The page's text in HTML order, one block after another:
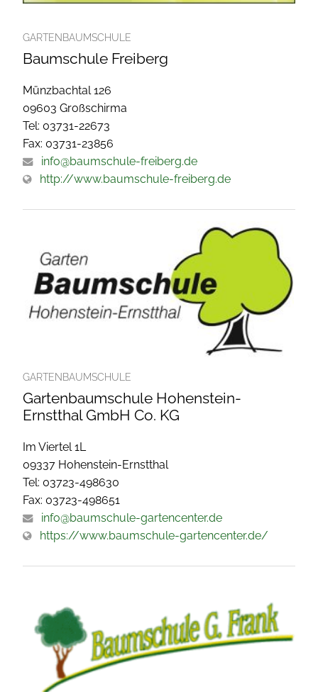
GARTENBAUMSCHULE
Baumschule Freiberg
Münzbachtal 126
09603 Großschirma
Tel: 03731-22673
Fax: 03731-23856
info@baumschule-freiberg.de
http://www.baumschule-freiberg.de
GARTENBAUMSCHULE
Gartenbaumschule Hohenstein-
Ernstthal GmbH Co. KG
Im Viertel 1L
09337 Hohenstein-Ernstthal
Tel: 03723-498630
Fax: 03723-498651
info@baumschule-gartencenter.de
https://www.baumschule-gartencenter.de/